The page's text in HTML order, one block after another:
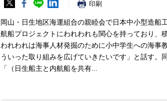
印刷
岡山・日生地区海運組合の親睦会で日本中小型造船
航船プロジェクトにわれわれも関心を持っており、
われわれは海事人材発掘のために小中学生への海事
ういった取り組みを広げていきたいです」と話す。
「（日生船主と内航船を共有...